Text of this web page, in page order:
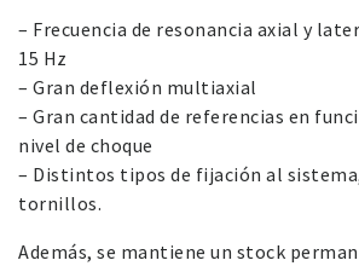
– Frecuencia de resonancia axial y
15 Hz
– Gran deflexión multiaxial
– Gran cantidad de referencias en
nivel de choque
– Distintos tipos de fijación al
tornillos.
Además, se mantiene un stock